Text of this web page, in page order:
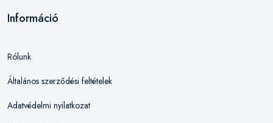
Információ
Rólunk
Általános szerződési feltételek
Adatvédelmi nyilatkozat